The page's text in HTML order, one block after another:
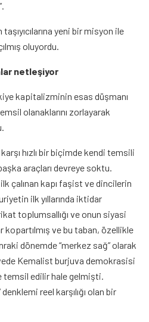
yeni bir misyon ile
oluyordu.
netleşiyor
kapitalizminin esas düşmanı
olanaklarını zorlayarak
hızlı bir biçimde kendi temsili
araçları devreye soktu.
çalınan kapı faşist ve dincilerin
ilk yıllarında iktidar
toplumsallığı ve onun siyasi
ve bu taban, özellikle
dönemde “merkez sağ” olarak
Kemalist burjuva demokrasisi
edilir hale gelmişti.
reel karşılığı olan bir